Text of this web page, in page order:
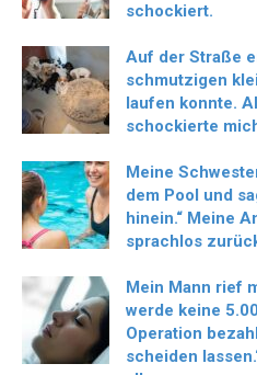
schockiert.
Auf der Straße
schmutzigen
laufen konnte.
schockierte
Meine
dem Pool und
hinein.“ Meine
sprachlos
Mein Mann rief
werde keine
Operation
scheiden